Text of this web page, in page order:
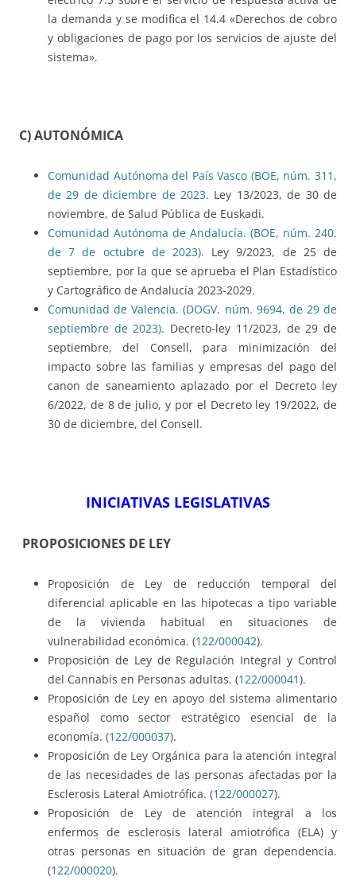
la demanda y se modifica el 14.4 «Derechos de cobro
y obligaciones de pago por los servicios de ajuste del
sistema».
C) AUTONÓMICA
Comunidad Autónoma del País Vasco (BOE, núm. 311,
de 29 de diciembre de 2023. Ley 13/2023, de 30 de
noviembre, de Salud Pública de Euskadi.
Comunidad Autónoma de Andalucía. (BOE, núm. 240,
de 7 de octubre de 2023). Ley 9/2023, de 25 de
septiembre, por la que se aprueba el Plan Estadístico
y Cartográfico de Andalucía 2023-2029.
Comunidad de Valencia. (DOGV, núm. 9694, de 29 de
septiembre de 2023). Decreto-ley 11/2023, de 29 de
septiembre, del Consell, para minimización del
impacto sobre las familias y empresas del pago del
canon de saneamiento aplazado por el Decreto ley
6/2022, de 8 de julio, y por el Decreto ley 19/2022, de
30 de diciembre, del Consell.
INICIATIVAS LEGISLATIVAS
PROPOSICIONES DE LEY
Proposición de Ley de reducción temporal del
diferencial aplicable en las hipotecas a tipo variable
de la vivienda habitual en situaciones de
vulnerabilidad económica. (122/000042).
Proposición de Ley de Regulación Integral y Control
del Cannabis en Personas adultas. (122/000041).
Proposición de Ley en apoyo del sistema alimentario
español como sector estratégico esencial de la
economía. (122/000037).
Proposición de Ley Orgánica para la atención integral
de las necesidades de las personas afectadas por la
Esclerosis Lateral Amiotrófica. (122/000027).
Proposición de Ley de atención integral a los
enfermos de esclerosis lateral amiotrófica (ELA) y
otras personas en situación de gran dependencia.
(122/000020).